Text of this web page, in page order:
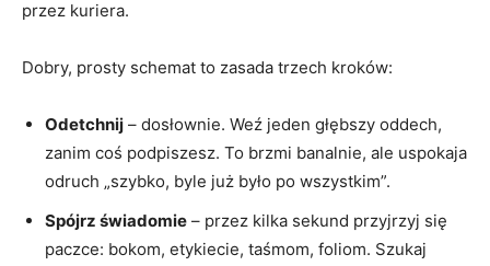
przez kuriera.
Dobry, prosty schemat to zasada trzech kroków:
Odetchnij – dosłownie. Weź jeden głębszy oddech,
zanim coś podpiszesz. To brzmi banalnie, ale uspokaja
odruch „szybko, byle już było po wszystkim”.
Spójrz świadomie – przez kilka sekund przyjrzyj się
paczce: bokom, etykiecie, taśmom, foliom. Szukaj